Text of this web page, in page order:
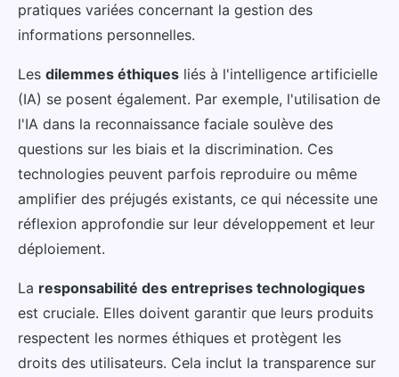
pratiques variées concernant la gestion des
informations personnelles.
Les dilemmes éthiques liés à l'intelligence artificielle
(IA) se posent également. Par exemple, l'utilisation de
l'IA dans la reconnaissance faciale soulève des
questions sur les biais et la discrimination. Ces
technologies peuvent parfois reproduire ou même
amplifier des préjugés existants, ce qui nécessite une
réflexion approfondie sur leur développement et leur
déploiement.
La responsabilité des entreprises technologiques
est cruciale. Elles doivent garantir que leurs produits
respectent les normes éthiques et protègent les
droits des utilisateurs. Cela inclut la transparence sur